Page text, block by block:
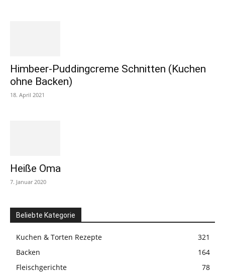
Himbeer-Puddingcreme Schnitten (Kuchen
ohne Backen)
18. April 2021
Heiße Oma
7. Januar 2020
Beliebte Kategorie
Kuchen & Torten Rezepte
321
Backen
164
Fleischgerichte
78